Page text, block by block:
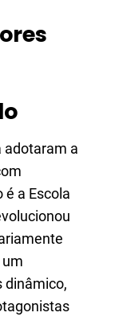
adotaram a
a Escola
dinâmico,